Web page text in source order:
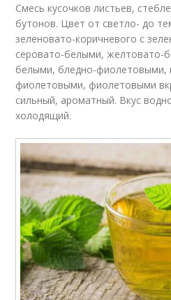
Смесь кусочков листьев,
бутонов. Цвет от светло- до
зеленовато-коричневого c
серовато-белыми, желтовато-
белыми, бледно-фиолетовыми,
фиолетовыми, фиолетовыми
сильный, ароматный. Вкус
холодящий.